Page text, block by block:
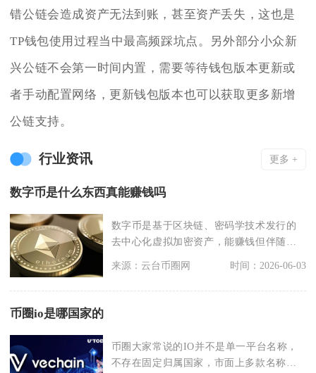
错公链会造成资产无法到账，甚至资产丢失，这也是
TP钱包使用过程当中最高频踩坑点。另外部分小众新
兴公链不会第一时间内置，需要等待钱包版本更新或
者手动配置网络，更新钱包版本也可以获取更多新增
公链支持。
行业资讯 更多 +
数字币是什么东西真能赚钱吗
数字币是基于区块链、密码学技术发行的
去中心化虚拟加密资产，能赚钱但伴随极
高风险，多数参与者
来源：云台币圈网 时间：2026-06-03
币圈io是哪国家的
币圈大家常说的IO并不是单一平台名称，
不存在固定归属国家，市面上多款名称带